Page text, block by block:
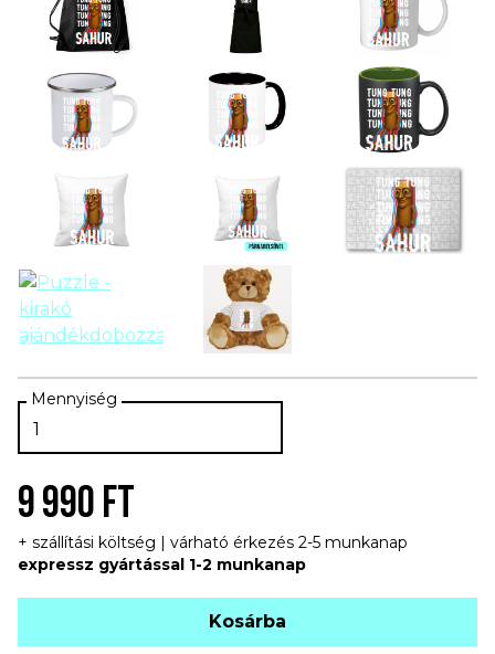
9 990 FT
+ szállítási költség | várható érkezés 2-5 munkanap
expressz gyártással 1-2 munkanap
Kosárba